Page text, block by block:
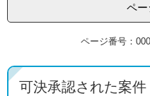
ペー
ページ番号：
可決承認された案件